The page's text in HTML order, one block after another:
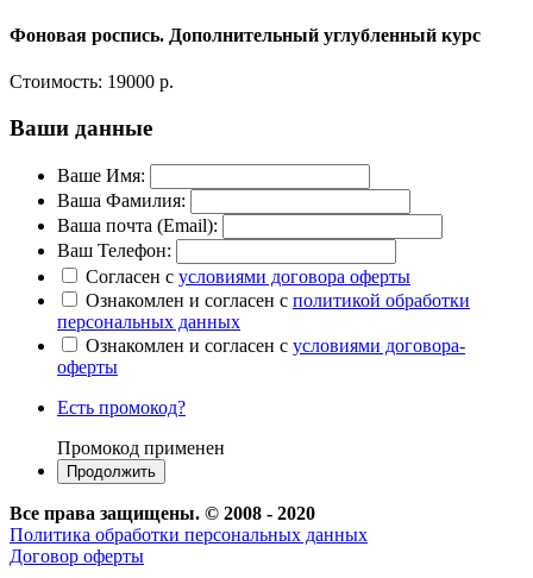
Фоновая роспись. Дополнительный углубленный курс
Стоимость: 19000 р.
Ваши данные
Ваше Имя:
Ваша Фамилия:
Ваша почта (Email):
Ваш Телефон:
Согласен с условиями договора оферты
Ознакомлен и согласен с политикой обработки
персональных данных
Ознакомлен и согласен с условиями договора-
оферты
Есть промокод?
Промокод применен
Все права защищены. © 2008 - 2020
Политика обработки персональных данных
Договор оферты